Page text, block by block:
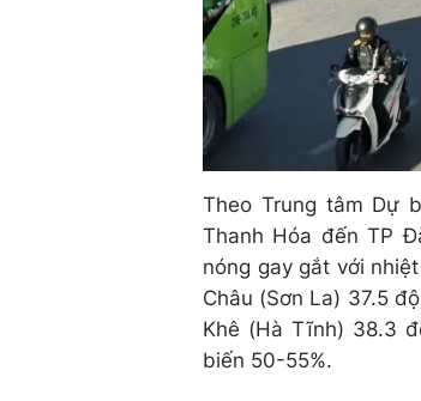
Theo Trung tâm Dự
Thanh Hóa đến TP
nóng gay gắt với
Châu (Sơn La) 37.5
Khê (Hà Tĩnh) 38.3
biến 50-55%.